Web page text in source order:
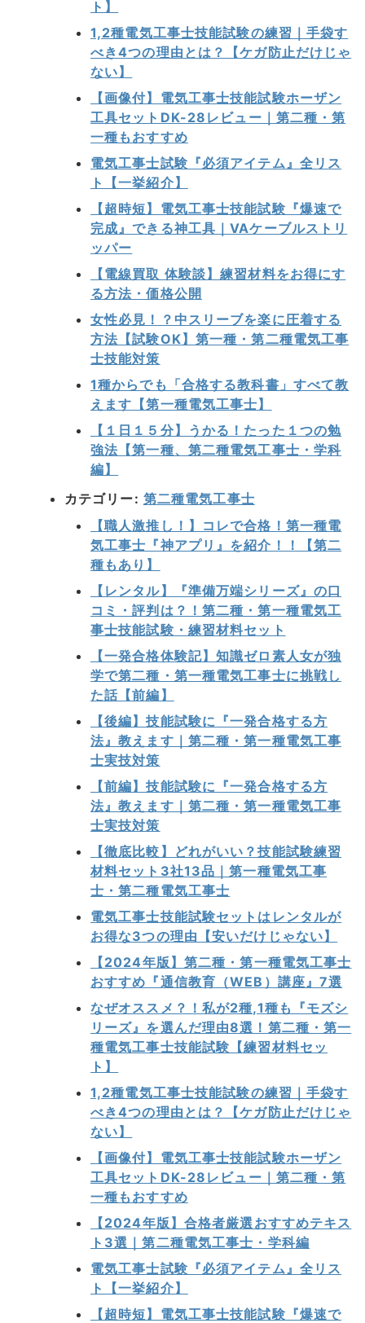
ト】
1,2種電気工事士技能試験の練習｜手袋す
べき4つの理由とは？【ケガ防止だけじゃ
ない】
【画像付】電気工事士技能試験ホーザン
工具セットDK-28レビュー｜第二種・第
一種もおすすめ
電気工事士試験『必須アイテム』全リス
ト【一挙紹介】
【超時短】電気工事士技能試験『爆速で
完成』できる神工具｜VAケーブルストリ
ッパー
【電線買取 体験談】練習材料をお得にす
る方法・価格公開
女性必見！？中スリーブを楽に圧着する
方法【試験OK】第一種・第二種電気工事
士技能対策
1種からでも「合格する教科書」すべて教
えます【第一種電気工事士】
【１日１５分】うかる！たった１つの勉
強法【第一種、第二種電気工事士・学科
編】
カテゴリー: 第二種電気工事士
【職人激推し！】コレで合格！第一種電
気工事士『神アプリ』を紹介！！【第二
種もあり】
【レンタル】『準備万端シリーズ』の口
コミ・評判は？！第二種・第一種電気工
事士技能試験・練習材料セット
【一発合格体験記】知識ゼロ素人女が独
学で第二種・第一種電気工事士に挑戦し
た話【前編】
【後編】技能試験に『一発合格する方
法』教えます｜第二種・第一種電気工事
士実技対策
【前編】技能試験に『一発合格する方
法』教えます｜第二種・第一種電気工事
士実技対策
【徹底比較】どれがいい？技能試験練習
材料セット3社13品｜第一種電気工事
士・第二種電気工事士
電気工事士技能試験セットはレンタルが
お得な3つの理由【安いだけじゃない】
【2024年版】第二種・第一種電気工事士
おすすめ『通信教育（WEB）講座』7選
なぜオススメ？！私が2種,1種も『モズシ
リーズ』を選んだ理由8選！第二種・第一
種電気工事士技能試験【練習材料セッ
ト】
1,2種電気工事士技能試験の練習｜手袋す
べき4つの理由とは？【ケガ防止だけじゃ
ない】
【画像付】電気工事士技能試験ホーザン
工具セットDK-28レビュー｜第二種・第
一種もおすすめ
【2024年版】合格者厳選おすすめテキス
ト3選｜第二種電気工事士・学科編
電気工事士試験『必須アイテム』全リス
ト【一挙紹介】
【超時短】電気工事士技能試験『爆速で